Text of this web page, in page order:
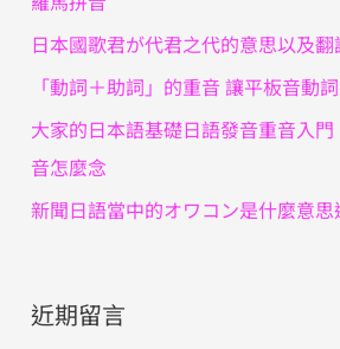
日本國歌君が代君之代的意思以及翻
「動詞＋助詞」的重音 讓平板音動
大家的日本語基礎日語發音重音入
音怎麼念
新聞日語當中的オワコン是什麼意
近期留言